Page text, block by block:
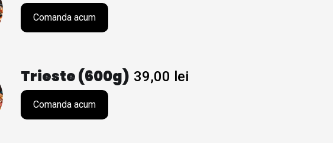
Comanda acum
Trieste (600g) 39,00 lei
Comanda acum